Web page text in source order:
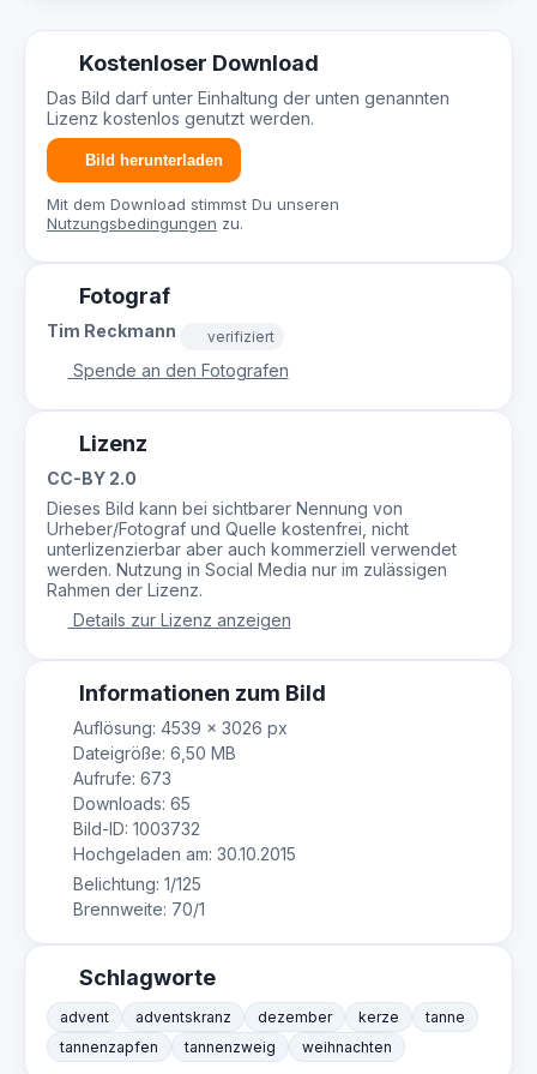
Kostenloser Download
Das Bild darf unter Einhaltung der unten genannten
Lizenz kostenlos genutzt werden.
Bild herunterladen
Mit dem Download stimmst Du unseren
Nutzungsbedingungen zu.
Fotograf
Tim Reckmann verifiziert
Spende an den Fotografen
Lizenz
CC-BY 2.0
Dieses Bild kann bei sichtbarer Nennung von
Urheber/Fotograf und Quelle kostenfrei, nicht
unterlizenzierbar aber auch kommerziell verwendet
werden. Nutzung in Social Media nur im zulässigen
Rahmen der Lizenz.
Details zur Lizenz anzeigen
Informationen zum Bild
Auflösung: 4539 × 3026 px
Dateigröße: 6,50 MB
Aufrufe: 673
Downloads: 65
Bild-ID: 1003732
Hochgeladen am: 30.10.2015
Belichtung: 1/125
Brennweite: 70/1
Schlagworte
advent adventskranz dezember kerze
tanne
tannenzapfen
tannenzweig weihnachten